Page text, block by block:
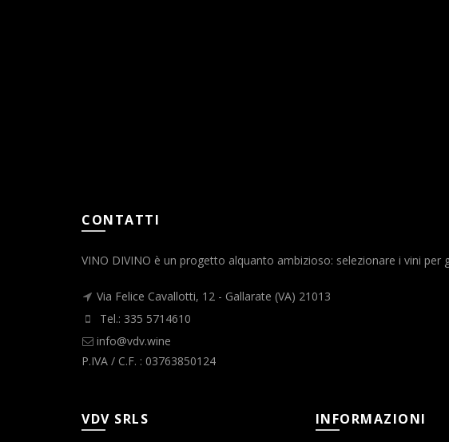
CONTATTI
VINO DIVINO è un progetto alquanto ambizioso: selezionare i vini per
Via Felice Cavallotti, 12 - Gallarate (VA) 21013
Tel.: 335 5714610
info@vdv.wine
P.IVA / C.F. : 03763850124
VDV SRLS INFORMAZIONI